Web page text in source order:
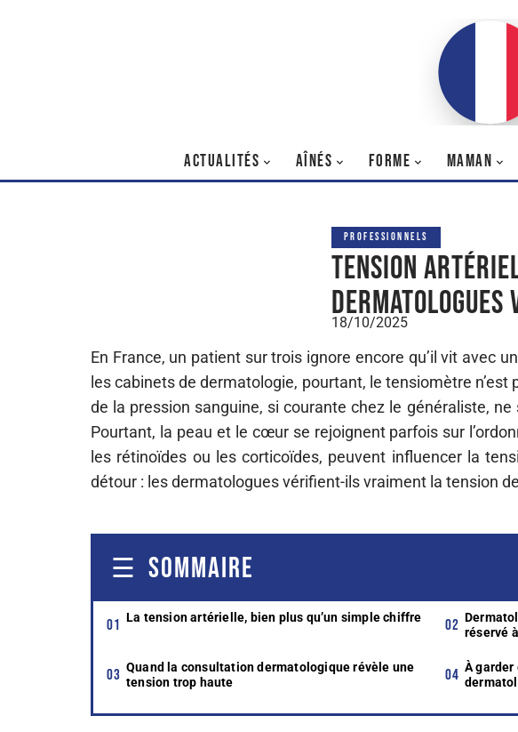
ACTUALITÉS AÎNÉS FORME MAMAN
PROFESSIONNELS
Tension
18/10/2025
En France, un patient sur trois ignore encore qu’il vit avec
les cabinets de dermatologie, pourtant, le tensiomètre
de la pression sanguine, si courante chez le généraliste,
Pourtant, la peau et le cœur se rejoignent parfois sur
les rétinoïdes ou les corticoïdes, peuvent influencer la
détour : les dermatologues vérifient-ils vraiment la tension
SOMMAIRE
La tension artérielle, bien plus qu’un simple chiffre
réservé
Quand la consultation dermatologique révèle une
tension trop haute
À